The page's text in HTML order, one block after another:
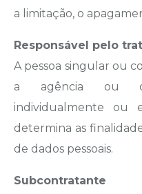
a limitação, o
Responsável pelo
A pessoa singular ou
a agência ou
individualmente ou
determina as
de dados pessoais.
Subcontratante